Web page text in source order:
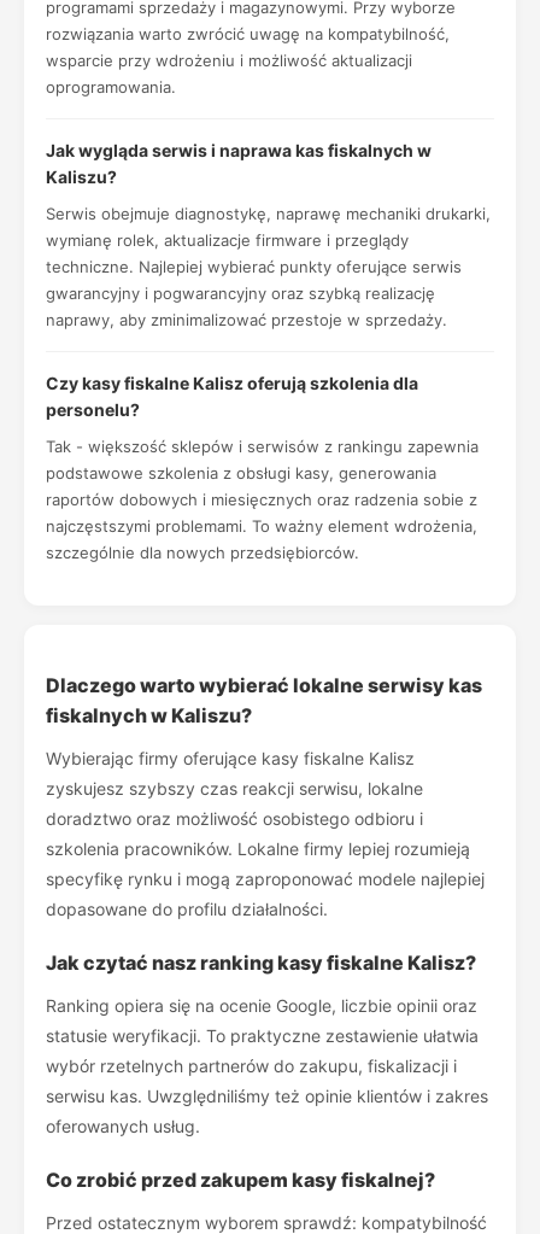
programami sprzedaży i magazynowymi. Przy wyborze
rozwiązania warto zwrócić uwagę na kompatybilność,
wsparcie przy wdrożeniu i możliwość aktualizacji
oprogramowania.
Jak wygląda serwis i naprawa kas fiskalnych w
Kaliszu?
Serwis obejmuje diagnostykę, naprawę mechaniki drukarki,
wymianę rolek, aktualizacje firmware i przeglądy
techniczne. Najlepiej wybierać punkty oferujące serwis
gwarancyjny i pogwarancyjny oraz szybką realizację
naprawy, aby zminimalizować przestoje w sprzedaży.
Czy kasy fiskalne Kalisz oferują szkolenia dla
personelu?
Tak - większość sklepów i serwisów z rankingu zapewnia
podstawowe szkolenia z obsługi kasy, generowania
raportów dobowych i miesięcznych oraz radzenia sobie z
najczęstszymi problemami. To ważny element wdrożenia,
szczególnie dla nowych przedsiębiorców.
Dlaczego warto wybierać lokalne serwisy kas
fiskalnych w Kaliszu?
Wybierając firmy oferujące kasy fiskalne Kalisz
zyskujesz szybszy czas reakcji serwisu, lokalne
doradztwo oraz możliwość osobistego odbioru i
szkolenia pracowników. Lokalne firmy lepiej rozumieją
specyfikę rynku i mogą zaproponować modele najlepiej
dopasowane do profilu działalności.
Jak czytać nasz ranking kasy fiskalne Kalisz?
Ranking opiera się na ocenie Google, liczbie opinii oraz
statusie weryfikacji. To praktyczne zestawienie ułatwia
wybór rzetelnych partnerów do zakupu, fiskalizacji i
serwisu kas. Uwzględniliśmy też opinie klientów i zakres
oferowanych usług.
Co zrobić przed zakupem kasy fiskalnej?
Przed ostatecznym wyborem sprawdź: kompatybilność